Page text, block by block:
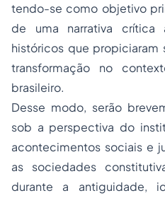
tendo-se como objetivo
de uma narrativa
históricos que propiciaram
transformação no
brasileiro.
Desse modo, serão
sob a perspectiva do
acontecimentos sociais e
as sociedades
durante a antiguidade,